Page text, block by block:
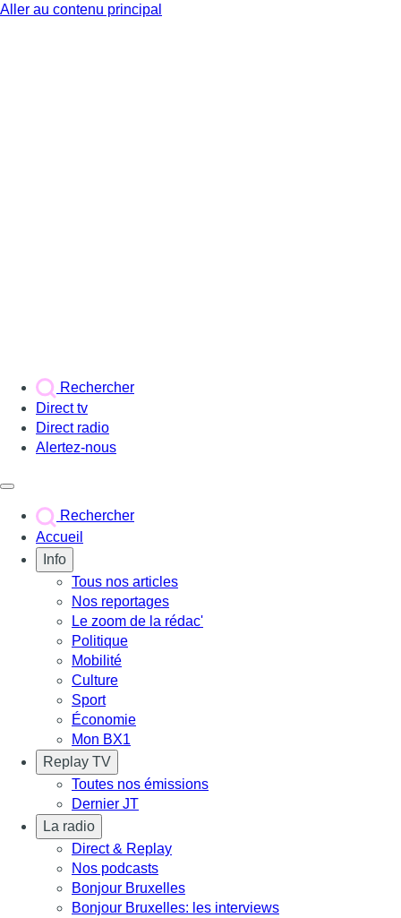
Aller au contenu principal
Rechercher
Direct tv
Direct radio
Alertez-nous
Rechercher
Accueil
Info
Tous nos articles
Nos reportages
Le zoom de la rédac'
Politique
Mobilité
Culture
Sport
Économie
Mon BX1
Replay TV
Toutes nos émissions
Dernier JT
La radio
Direct & Replay
Nos podcasts
Bonjour Bruxelles
Bonjour Bruxelles: les interviews